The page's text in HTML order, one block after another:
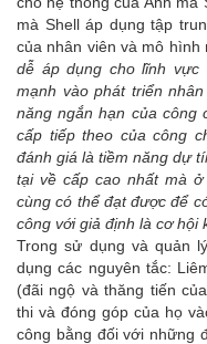
mà Shell áp dụng tập
của nhân viên và mô hình
dễ áp dụng cho lĩnh vực
mạnh vào phát triển
năng ngắn hạn của công
cấp tiếp theo của công
đánh giá là tiềm năng dự
tạivề cấp cao nhất màở
cùngcó thểđạt được để
công với giả định là cơ hội
Trong sử dụng và quản
dụng các nguyên tắc:
(đãi ngộ và thăng tiến
thi và đóng góp của họ
công bằng đối với những